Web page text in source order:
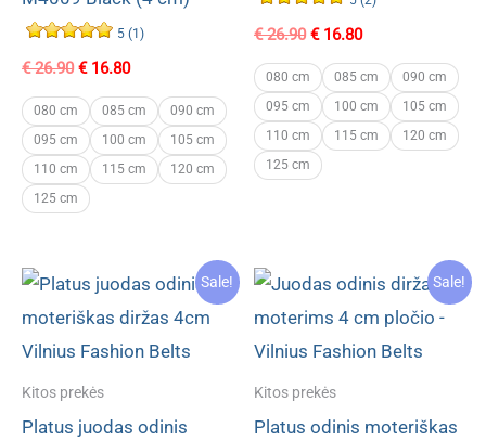
5 (1)
€26.90 Original
was:
€ 26.90.
€16.80Current
is:
€ 16.80.
080 cm 085 cm
090 cm
095 cm
100 cm
105 cm
110 cm
115 cm
120 cm
125 cm
€26.90 Original
was:
€ 26.90.
€16.80Current
is:
€ 16.80.
080 cm 085 cm
090 cm
095 cm
100 cm
105 cm
110 cm
115 cm
120 cm
125 cm
Sale!
Kitos prekės
Platus juodas odinis
Sale!
Kitos prekės
Platus odinis moteriškas